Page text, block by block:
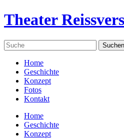
Theater
Home
Geschichte
Konzept
Fotos
Kontakt
Home
Geschichte
Konzept